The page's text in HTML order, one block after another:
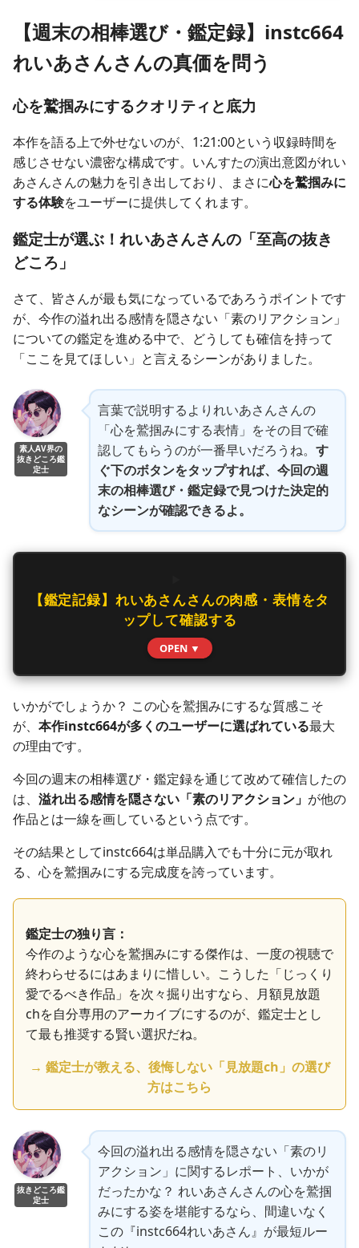
【週末の相棒選び・鑑定録】instc664
れいあさんさんの真価を問う
心を鷲掴みにするクオリティと底力
本作を語る上で外せないのが、1:21:00という収録時間を
感じさせない濃密な構成です。いんすたの演出意図がれい
あさんさんの魅力を引き出しており、まさに心を鷲掴みに
する体験をユーザーに提供してくれます。
鑑定士が選ぶ！れいあさんさんの「至高の抜き
どころ」
さて、皆さんが最も気になっているであろうポイントです
が、今作の溢れ出る感情を隠さない「素のリアクション」
についての鑑定を進める中で、どうしても確信を持って
「ここを見てほしい」と言えるシーンがありました。
素人AV界の
抜きどころ鑑
定士
言葉で説明するよりれいあさんさんの
「心を鷲掴みにする表情」をその目で確
認してもらうのが一番早いだろうね。 す
ぐ下のボタンをタップすれば、今回の週
末の相棒選び・鑑定録で見つけた決定的
なシーンが確認できるよ。
【鑑定記録】れいあさんさんの肉感・表情をタ
ップして確認する
OPEN ▼
いかがでしょうか？ この心を鷲掴みにするな質感こそ
が、 本作instc664が多くのユーザーに選ばれている最大
の理由です。
今回の週末の相棒選び・鑑定録を通じて改めて確信したの
は、 溢れ出る感情を隠さない「素のリアクション」 が他の
作品とは一線を画しているという点です。
その結果としてinstc664は単品購入でも十分に元が取れ
る、心を鷲掴みにする完成度を誇っています。
鑑定士の独り言：
今作のような心を鷲掴みにする傑作は、一度の視聴で
終わらせるにはあまりに惜しい。こうした「じっくり
愛でるべき作品」を次々掘り出すなら、月額見放題
chを自分専用のアーカイブにするのが、鑑定士とし
て最も推奨する賢い選択だね。
→ 鑑定士が教える、後悔しない「見放題ch」の選び
方はこちら
抜きどころ鑑
定士
今回の溢れ出る感情を隠さない「素のリ
アクション」に関するレポート、いかが
だったかな？ れいあさんさんの心を鷲掴
みにする姿を堪能するなら、間違いなく
この『instc664れいあさん』が最短ルー